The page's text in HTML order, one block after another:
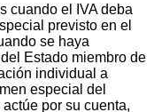
cuando el IVA deba
previsto en el
se haya
Estado miembro de
individual a
especial del
por su cuenta,